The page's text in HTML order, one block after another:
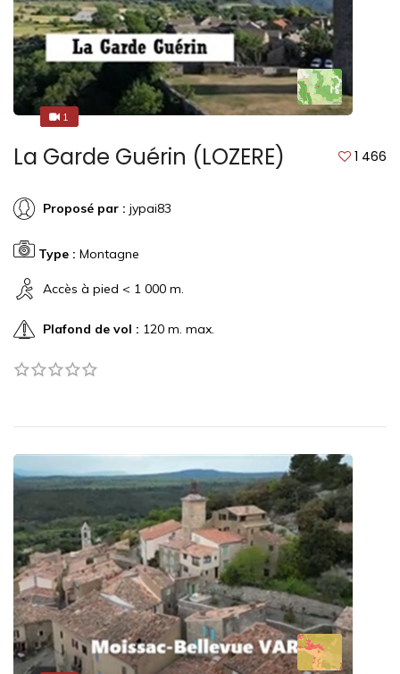
11
La Garde Guérin (LOZERE) 1 466
Proposé par : jypai83
Type : Montagne
Accès à pied < 1 000 m.
Plafond de vol : 120 m. max.